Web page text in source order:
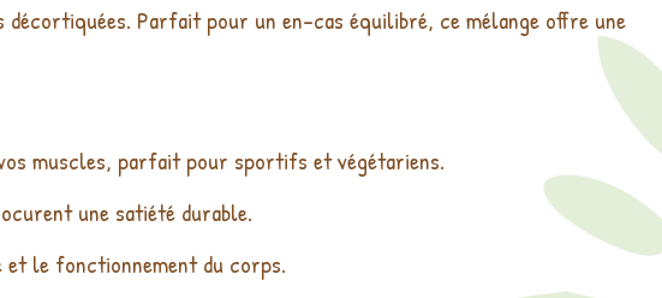
Parfait pour un en-cas équilibré, ce mélange offre une
muscles, parfait pour sportifs et végétariens.
une satiété durable.
le fonctionnement du corps.